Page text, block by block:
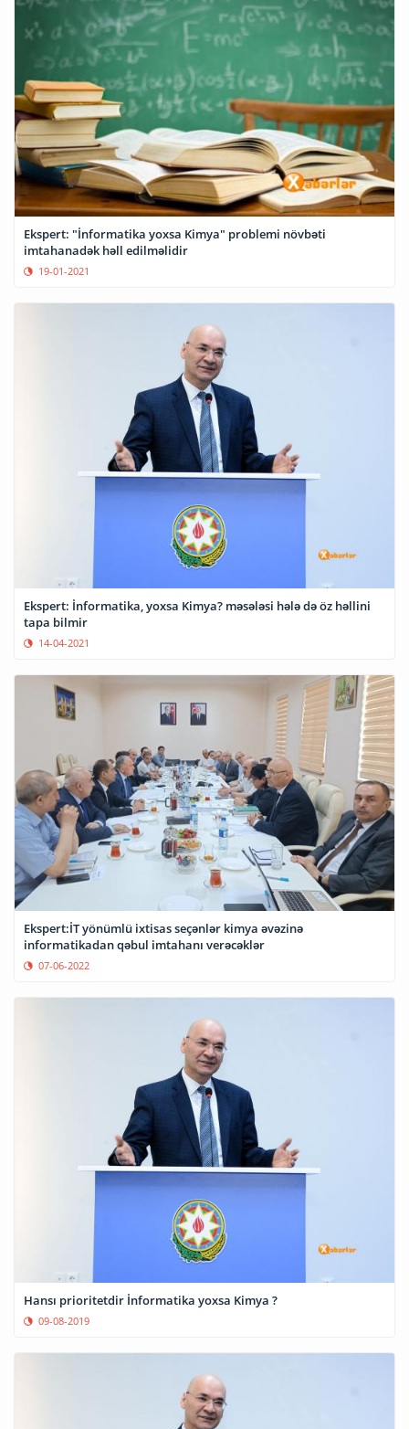
Ekspert: "İnformatika yoxsa Kimya" problemi növbəti
imtahanadək həll edilməlidir
19-01-2021
Ekspert: İnformatika, yoxsa Kimya? məsələsi hələ də öz həllini
tapa bilmir
14-04-2021
Ekspert:İT yönümlü ixtisas seçənlər kimya əvəzinə
informatikadan qəbul imtahanı verəcəklər
07-06-2022
Hansı prioritetdir İnformatika yoxsa Kimya ?
09-08-2019